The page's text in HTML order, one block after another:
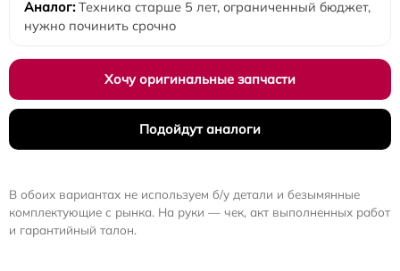
Техника старше 5 лет, ограниченный бюджет,
нужно починить срочно
Хочу оригинальные запчасти
Подойдут аналоги
В обоих вариантах не используем б/у детали и безымянные
комплектующие с рынка. На руки — чек, акт выполненных работ
и гарантийный талон.